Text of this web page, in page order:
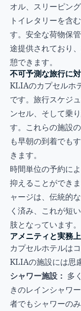
オル、スリーピン
トイレタリーを含
す。安全な荷物保
途提供されており
憩できます。
不可予測な旅行に
KLIAのカプセルホ
です。旅行スケジ
ンセル、そして乗
す。これらの施設
も早朝の到着でも
きます。
時間単位の予約に
抑えることができ
ャージは、伝統的
く済み、これが短
肢となっています。
アメニティと実務
カプセルホテルは
KLIAの施設には思
シャワー施設： 多
きのレインシャワ
者でもシャワーの